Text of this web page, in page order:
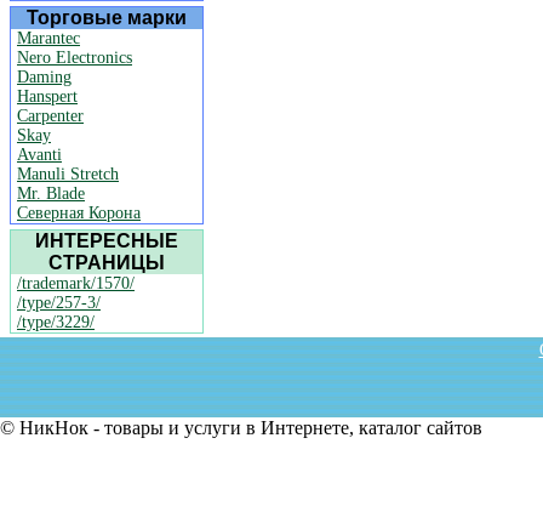
Торговые марки
Marantec
Nero Electronics
Daming
Hanspert
Carpenter
Skay
Avanti
Manuli Stretch
Mr. Blade
Северная Корона
ИНТЕРЕСНЫЕ
СТРАНИЦЫ
/trademark/1570/
/type/257-3/
/type/3229/
© НикНок - товары и услуги в Интернете, каталог сайтов